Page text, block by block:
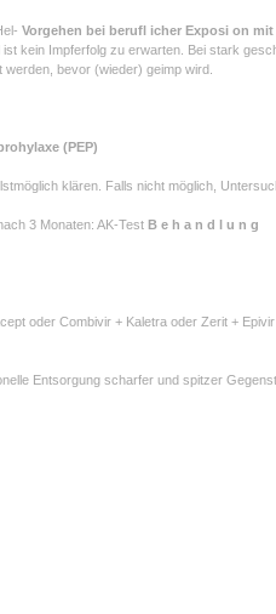
Vorgehen bei berufl icher Exposi on mit
kein Impferfolg zu erwarten. Bei stark
bevor (wieder) geimp wird.
(PEP)
klären. Falls nicht möglich,
3 Monaten: AK-Test B e h a n d l u n g
oder Combivir + Kaletra oder Zerit +
Entsorgung scharfer und spitzer